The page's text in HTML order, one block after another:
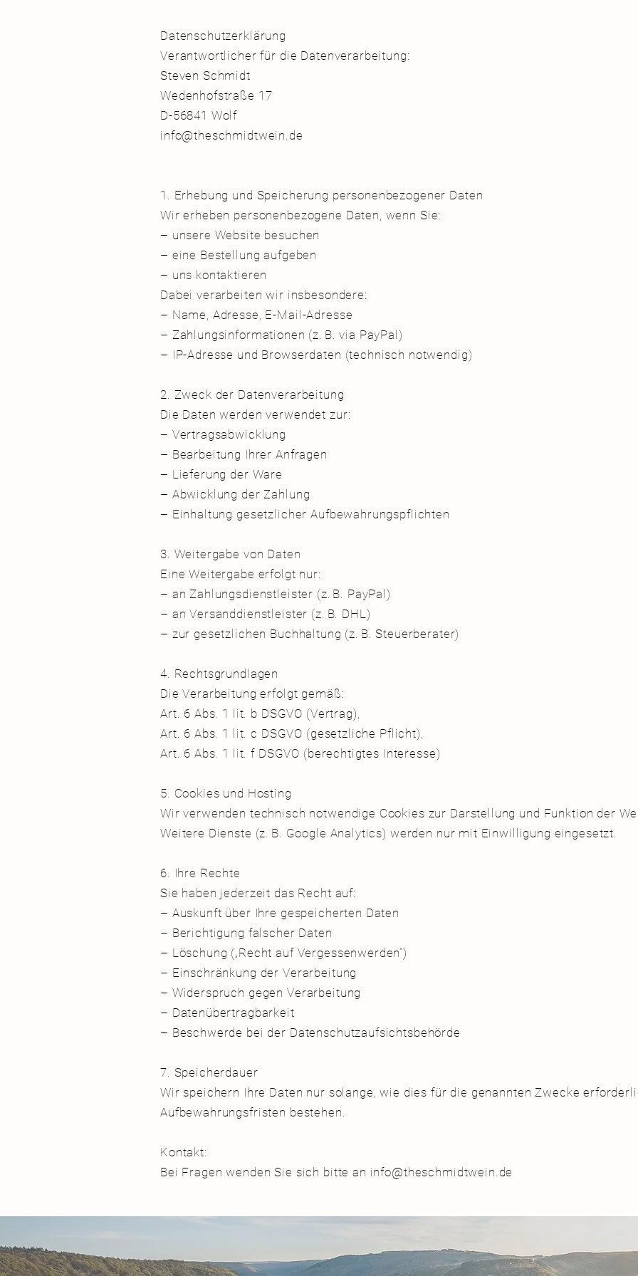
Datenschutzerklärung
Verantwortlicher für die Datenverarbeitung:
Steven Schmidt
Wedenhofstraße 17
D-56841 Wolf
info@theschmidtwein.de
1. Erhebung und Speicherung personenbezogener Daten
Wir erheben personenbezogene Daten, wenn Sie:
– unsere Website besuchen
– eine Bestellung aufgeben
– uns kontaktieren
Dabei verarbeiten wir insbesondere:
– Name, Adresse, E-Mail-Adresse
– Zahlungsinformationen (z. B. via PayPal)
– IP-Adresse und Browserdaten (technisch notwendig)
2. Zweck der Datenverarbeitung
Die Daten werden verwendet zur:
– Vertragsabwicklung
– Bearbeitung Ihrer Anfragen
– Lieferung der Ware
– Abwicklung der Zahlung
– Einhaltung gesetzlicher Aufbewahrungspflichten
3. Weitergabe von Daten
Eine Weitergabe erfolgt nur:
– an Zahlungsdienstleister (z. B. PayPal)
– an Versanddienstleister (z. B. DHL)
– zur gesetzlichen Buchhaltung (z. B. Steuerberater)
4. Rechtsgrundlagen
Die Verarbeitung erfolgt gemäß:
Art. 6 Abs. 1 lit. b DSGVO (Vertrag),
Art. 6 Abs. 1 lit. c DSGVO (gesetzliche Pflicht),
Art. 6 Abs. 1 lit. f DSGVO (berechtigtes Interesse)
5. Cookies und Hosting
Wir verwenden technisch notwendige Cookies zur Darstellung und Funktion der
Weitere Dienste (z. B. Google Analytics) werden nur mit Einwilligung eingesetzt.
6. Ihre Rechte
Sie haben jederzeit das Recht auf:
– Auskunft über Ihre gespeicherten Daten
– Berichtigung falscher Daten
– Löschung („Recht auf Vergessenwerden“)
– Einschränkung der Verarbeitung
– Widerspruch gegen Verarbeitung
– Datenübertragbarkeit
– Beschwerde bei der Datenschutzaufsichtsbehörde
7. Speicherdauer
Wir speichern Ihre Daten nur solange, wie dies für die genannten Zwecke
Aufbewahrungsfristen bestehen.
Kontakt:
Bei Fragen wenden Sie sich bitte an info@theschmidtwein.de